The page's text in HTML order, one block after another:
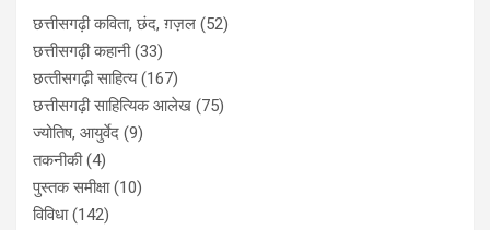
छत्तीसगढ़ी कविता, छंद, ग़ज़ल (52)
छत्तीसगढ़ी कहानी(33)
छत्‍तीसगढ़ी साहित्‍य(167)
छत्तीसगढ़ी साहित्यिक आलेख (75)
ज्योतिष, आयुर्वेद (9)
तकनीकी(4)
पुस्‍तक समीक्षा(10)
विविधा(142)